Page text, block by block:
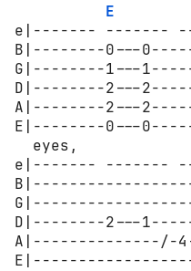
E
e|------- -------
B|--------0---
G|--------1---
D|--------2---
A|--------2---
E|--------0---
eyes,
e|------- -------
D|--------2---
A|--------------/-